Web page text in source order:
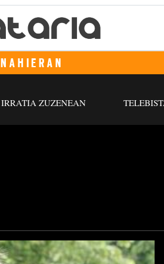
NAHIERAN
IRRATIA ZUZENEAN